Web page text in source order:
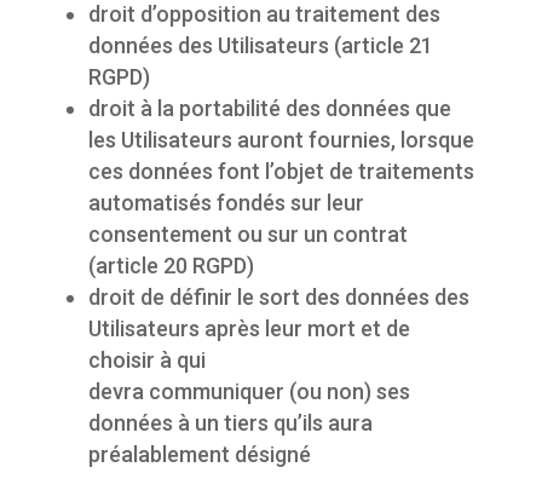
droit d’opposition au traitement des
données des Utilisateurs (article 21
RGPD)
droit à la portabilité des données que
les Utilisateurs auront fournies, lorsque
ces données font l’objet de traitements
automatisés fondés sur leur
consentement ou sur un contrat
(article 20 RGPD)
droit de définir le sort des données des
Utilisateurs après leur mort et de
choisir à qui
devra communiquer (ou non) ses
données à un tiers qu’ils aura
préalablement désigné